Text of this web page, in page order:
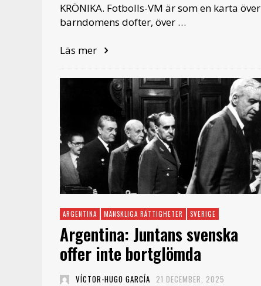
KRÖNIKA. Fotbolls-VM är som en karta över
barndomens dofter, över …
Läs mer
ARGENTINA MÄNSKLIGA RÄTTIGHETER SVERIGE
Argentina: Juntans svenska
offer inte bortglömda
VÍCTOR-HUGO GARCÍA 21 DECEMBER, 2025